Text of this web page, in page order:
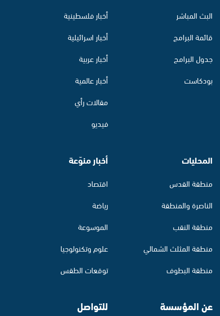
البث المباشر
قائمة البرامج
جدول البرامج
بودكاست
أخبار فلسطينية
أخبار اسرائيلية
أخبار عربية
أخبار عالمية
مقالات رأي
فيديو
المحليات
منطقة القدس
الناصرة والمنطقة
منطقة النقب
منطقة المثلث الشمالي
منطقة البطوف
أخبار منوّعة
اقتصاد
رياضة
الموسوعة
علوم وتكنولوجيا
توقعات الطقس
عن المؤسسة للتواصل